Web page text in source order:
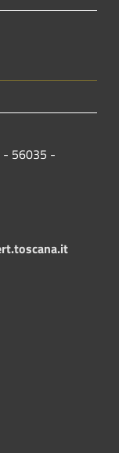
- 56035 -